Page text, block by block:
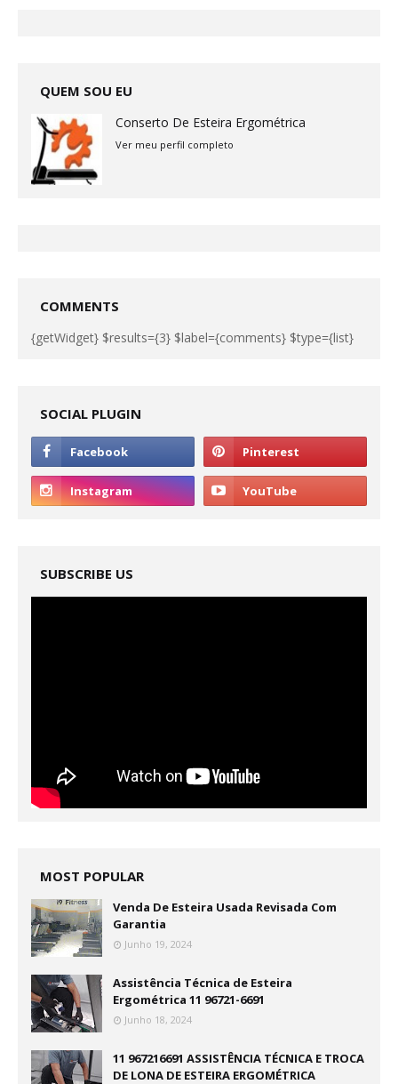
QUEM SOU EU
Conserto De Esteira Ergométrica
Ver meu perfil completo
COMMENTS
{getWidget} $results={3} $label={comments} $type={list}
SOCIAL PLUGIN
SUBSCRIBE US
MOST POPULAR
Venda De Esteira Usada Revisada Com
Garantia
Junho 19, 2024
Assistência Técnica de Esteira
Ergométrica 11 96721-6691
Junho 18, 2024
11 967216691 ASSISTÊNCIA TÉCNICA E TROCA
DE LONA DE ESTEIRA ERGOMÉTRICA